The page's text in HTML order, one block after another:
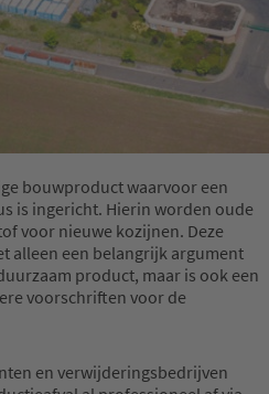
bouwproduct waarvoor een
is ingericht. Hierin worden oude
voor nieuwe kozijnen. Deze
alleen een belangrijk argument
product, maar is ook een
voorschriften voor de
en verwijderingsbedrijven